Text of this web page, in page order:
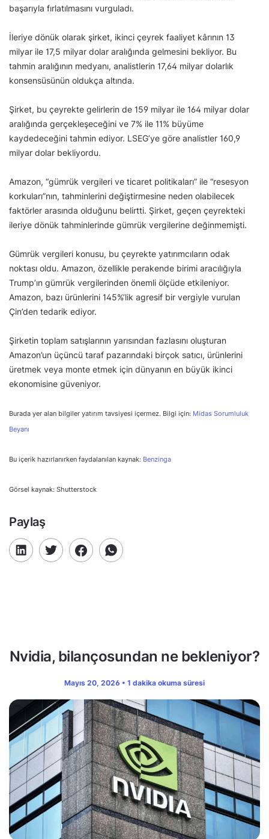
başarıyla fırlatılmasını vurguladı.
İleriye dönük olarak şirket, ikinci çeyrek faaliyet kârının 13
milyar ile 17,5 milyar dolar aralığında gelmesini bekliyor. Bu
tahmin aralığının medyanı, analistlerin 17,64 milyar dolarlık
konsensüsünün oldukça altında.
Şirket, bu çeyrekte gelirlerin de 159 milyar ile 164 milyar dolar
aralığında gerçekleşeceğini ve 7% ile 11% büyüme
kaydedeceğini tahmin ediyor. LSEG’ye göre analistler 160,9
milyar dolar bekliyordu.
Amazon, “gümrük vergileri ve ticaret politikaları” ile “resesyon
korkuları”nın, tahminlerini değiştirmesine neden olabilecek
faktörler arasında olduğunu belirtti. Şirket, geçen çeyrekteki
ileriye dönük tahminlerinde gümrük vergilerine değinmemişti.
Gümrük vergileri konusu, bu çeyrekte yatırımcıların odak
noktası oldu. Amazon, özellikle perakende birimi aracılığıyla
Trump’ın gümrük vergilerinden önemli ölçüde etkileniyor.
Amazon, bazı ürünlerini 145%’lik agresif bir vergiyle vurulan
Çin’den tedarik ediyor.
Şirketin toplam satışlarının yarısından fazlasını oluşturan
Amazon’un üçüncü taraf pazarındaki birçok satıcı, ürünlerini
üretmek veya monte etmek için dünyanın en büyük ikinci
ekonomisine güveniyor.
Burada yer alan bilgiler yatırım tavsiyesi içermez. Bilgi için: Midas Sorumluluk
Beyanı
Bu içerik hazırlanırken faydalanılan kaynak: Benzinga
Görsel kaynak: Shutterstock
Paylaş
Nvidia, bilançosundan ne bekleniyor?
Mayıs 20, 2026 • 1 dakika okuma süresi